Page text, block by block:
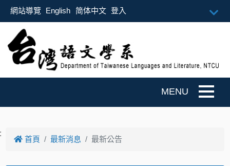
跳到主要內容
網站導覽 English 简体中文 登入
首頁 最新消息 最新公告